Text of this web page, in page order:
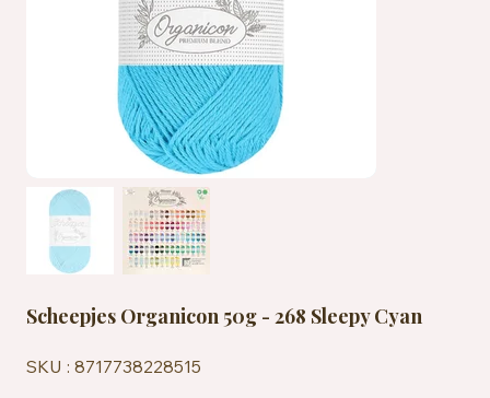
Scheepjes Organicon 50g - 268 Sleepy Cyan
SKU : 8717738228515
8717738228515